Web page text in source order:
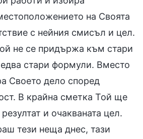
на Своята
с нейния смисъл и цел.
не се придържа към стари
стари формули. Вместо
Своето дело според
В крайна сметка Той ще
и очакваната цел.
тези неща днес, тази